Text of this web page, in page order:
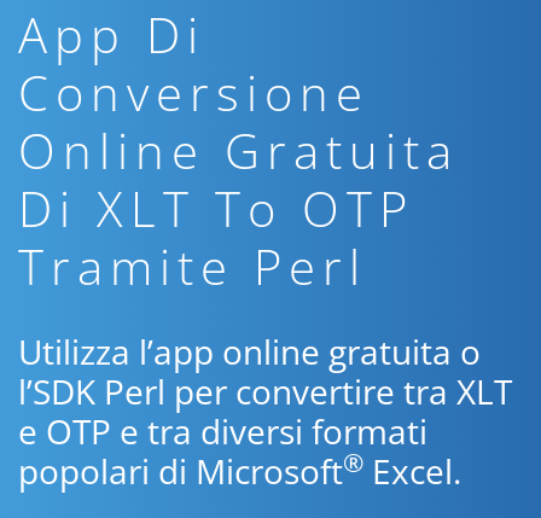
App Di
Conversione
Online Gratuita
Di XLT To OTP
Tramite Perl
Utilizza l’app online gratuita o
l’SDK Perl per convertire tra XLT
e OTP e tra diversi formati
popolari di Microsoft® Excel.